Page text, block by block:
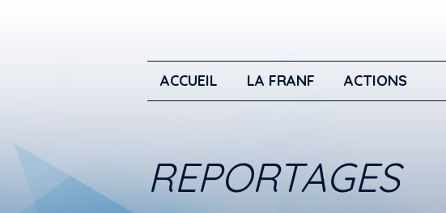
ACCUEIL LA FRANF ACTIONS
REPORTAGES